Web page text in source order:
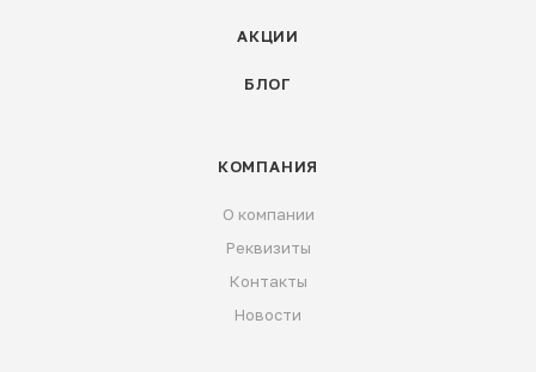
АКЦИИ
БЛОГ
КОМПАНИЯ
О компании
Реквизиты
Контакты
Новости